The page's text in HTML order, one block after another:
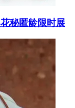
秘匿龄限时展